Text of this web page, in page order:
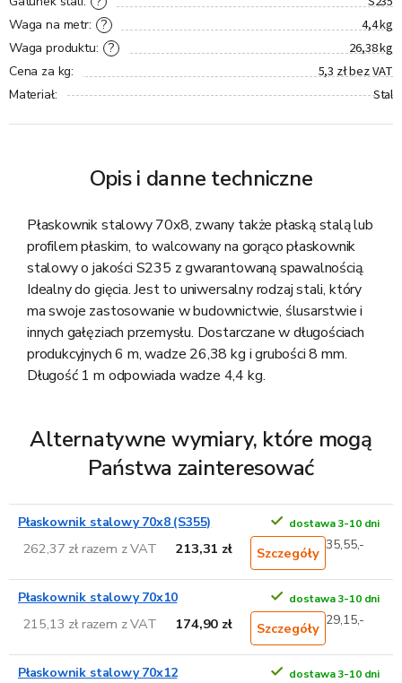
?
Waga na metr: 4,4 kg
?
Waga produktu: 26,38 kg
Cena za kg: 5,3 zł bez VAT
Materiał: Stal
Opis i danne techniczne
Płaskownik stalowy 70x8, zwany także płaską stalą lub
profilem płaskim, to walcowany na gorąco płaskownik
stalowy o jakości S235 z gwarantowaną spawalnością.
Idealny do gięcia. Jest to uniwersalny rodzaj stali, który
ma swoje zastosowanie w budownictwie, ślusarstwie i
innych gałęziach przemysłu. Dostarczane w długościach
produkcyjnych 6 m, wadze 26,38 kg i grubości 8 mm.
Długość 1 m odpowiada wadze 4,4 kg.
Alternatywne wymiary, które mogą
Państwa zainteresować
Płaskownik stalowy 70x8 (S355) dostawa 3-10 dni
262,37 zł razem z VAT 213,31 zł Szczegóły 35,55,-
Płaskownik stalowy 70x10 dostawa 3-10 dni
215,13 zł razem z VAT 174,90 zł Szczegóły 29,15,-
Płaskownik stalowy 70x12 dostawa 3-10 dni